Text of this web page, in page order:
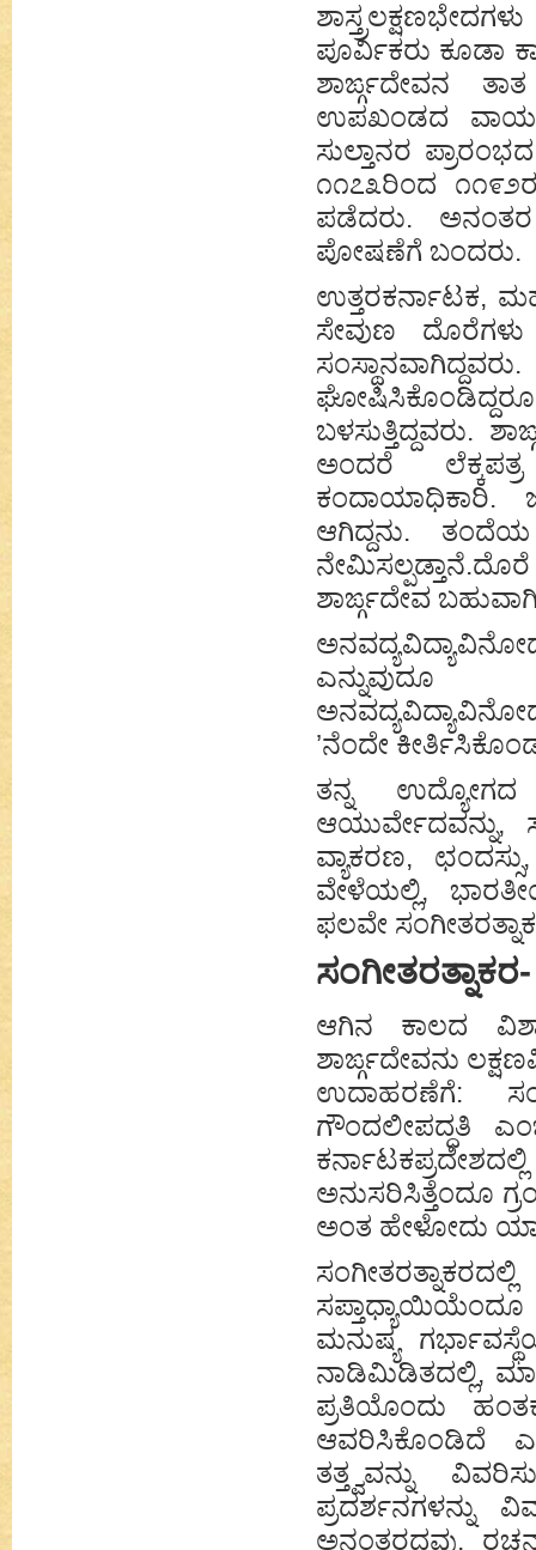
ಪೂರ್ವಿಕರು ಕೂಡಾ
ಶಾರ್ಙ್ಗದೇವನ
ಉಪಖಂಡದ
ಸುಲ್ತಾನರ
೧೧೭೩ರಿಂದ
ಪಡೆದರು.
ಪೋಷಣೆಗೆ ಬಂದರು.
ಉತ್ತರಕರ್ನಾಟಕ,
ಸೇವುಣ
ಬಳಸುತ್ತಿದ್ದವರು.
ಅಂದರೆ
ಕಂದಾಯಾಧಿಕಾರಿ.
ಆಗಿದ್ದನು.
ಶಾರ್ಙ್ಗದೇವ
ಎನ್ನುವುದೂ
’ನೆಂದೇ
ತನ್ನ ಉದ್ಯೋಗದ
ಆಯುರ್ವೇದವನ್ನು,
ವ್ಯಾಕರಣ,
ವೇಳೆಯಲ್ಲಿ,
ಫಲವೇ
ಆಗಿನ ಕಾಲದ
ಶಾರ್ಙ್ಗದೇವನು
ಉದಾಹರಣೆಗೆ:
ಗೌಂದಲೀಪದ್ಧತಿ
ಅನುಸರಿಸಿತ್ತೆಂದೂ
ಅಂತ ಹೇಳೋದು
ಮನುಷ್ಯ
ನಾಡಿಮಿಡಿತದಲ್ಲಿ,
ಪ್ರತಿಯೊಂದು
ಆವರಿಸಿಕೊಂಡಿದೆ
ತತ್ತ್ವವನ್ನು
ಪ್ರದರ್ಶನಗಳನ್ನು
ಅನಂತರದವು.